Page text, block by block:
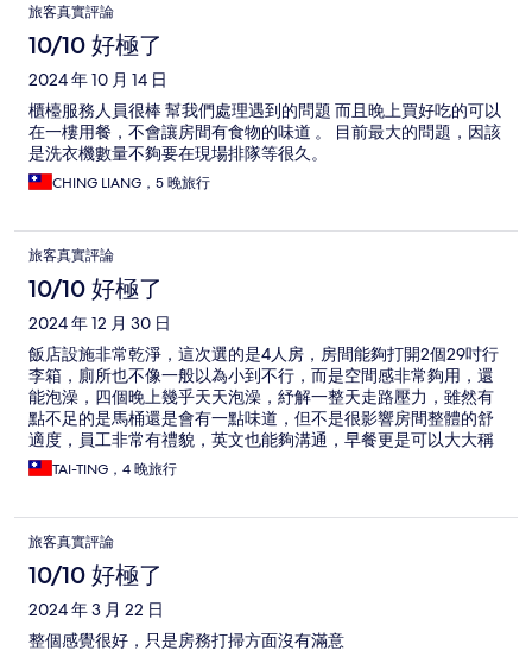
旅客真實評論
10/10 好極了
2024 年 10 月 14 日
櫃檯服務人員很棒 幫我們處理遇到的問題 而且晚上買好吃的可以
在一樓用餐，不會讓房間有食物的味道 。 目前最大的問題，因該
是洗衣機數量不夠要在現場排隊等很久。
CHING LIANG，5 晚旅行
旅客真實評論
10/10 好極了
2024 年 12 月 30 日
飯店設施非常乾淨，這次選的是4人房，房間能夠打開2個29吋行
李箱，廁所也不像一般以為小到不行，而是空間感非常夠用，還
能泡澡，四個晚上幾乎天天泡澡，紓解一整天走路壓力，雖然有
點不足的是馬桶還是會有一點味道，但不是很影響房間整體的舒
適度，員工非常有禮貌，英文也能夠溝通，早餐更是可以大大稱
讚，每天都能喝上現泡的咖啡，還有日本傳統早餐，不必早上還
要出去覓食，日本也不像台灣處處有早餐店，強烈建議ㄧ定要搭
馬上安排尋找，雖然最後沒有找到，但是盡責的態度讓我非常安
心，請他們幫忙叫計程車，也都面帶笑容的安排，很感謝飯店讓
我擁有愉快的日本行👍
TAI-TING，4 晚旅行
旅客真實評論
10/10 好極了
2024 年 3 月 22 日
整個感覺很好，只是房務打掃方面沒有滿意